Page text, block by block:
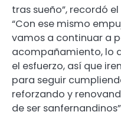
tras sueño”, recordó
“Con ese mismo
vamos a continuar a
acompañamiento, lo
el esfuerzo, así que
para seguir
reforzando y
de ser